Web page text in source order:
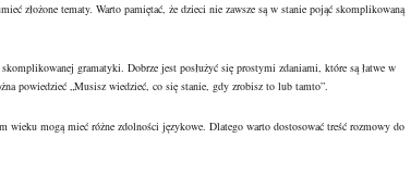
złożone tematy. Warto pamiętać, że dzieci nie zawsze są w stanie pojąć skomplikowaną
gramatyki. Dobrze jest posłużyć się prostymi zdaniami, które są łatwe w
powiedzieć „Musisz wiedzieć, co się stanie, gdy zrobisz to lub tamto”.
mogą mieć różne zdolności językowe. Dlatego warto dostosować treść rozmowy do